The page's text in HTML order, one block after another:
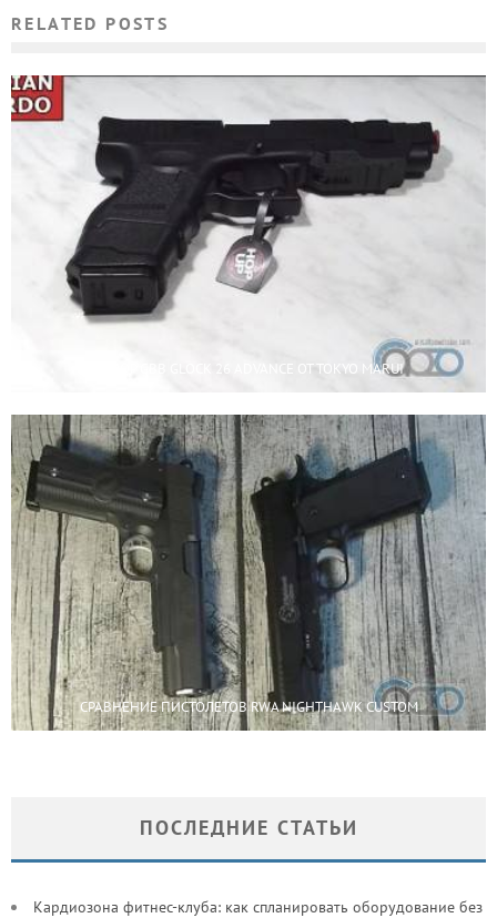
RELATED POSTS
ОБЗОР GBB GLOCK 26 ADVANCE ОТ TOKYO MARUI
СРАВНЕНИЕ ПИСТОЛЕТОВ RWA NIGHTHAWK CUSTOM
ПОСЛЕДНИЕ СТАТЬИ
Кардиозона фитнес-клуба: как спланировать оборудование без